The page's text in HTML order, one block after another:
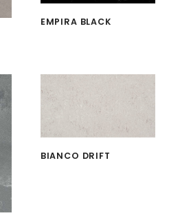
EMPIRA BLACK
BIANCO DRIFT